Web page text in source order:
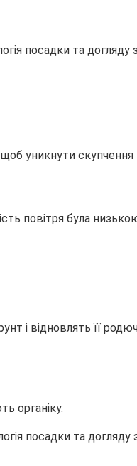
уникнути скупчення
повітря була
і відновлять її
органіку.